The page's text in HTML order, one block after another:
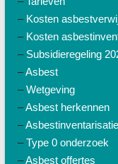
– Kosten
– Kosten
– Subsidieregeling
–Asbest
–Wetgeving
–Asbest herkennen
–Asbestinventarisatie
–Type 0 onderzoek
–Asbest offertes